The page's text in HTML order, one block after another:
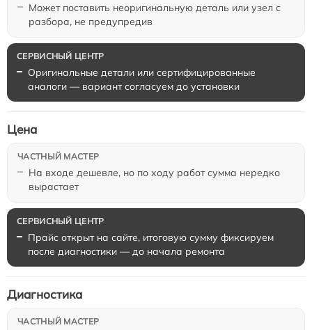
Может поставить неоригинальную деталь или узел с
разбора, не предупредив
Оригинальные детали или сертифицированные
аналоги — вариант согласуем до установки
На входе дешевле, но по ходу работ сумма нередко
вырастает
Цена
Прайс открыт на сайте, итоговую сумму фиксируем
после диагностики — до начала ремонта
Диагностика